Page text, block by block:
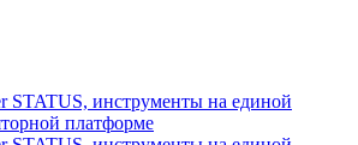
STATUS, инструменты на единой
платформе